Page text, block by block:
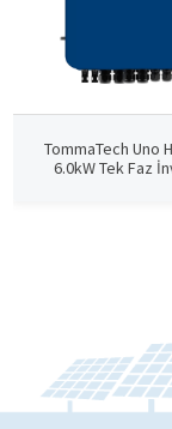
TommaTech Uno
6.0kW Tek Faz